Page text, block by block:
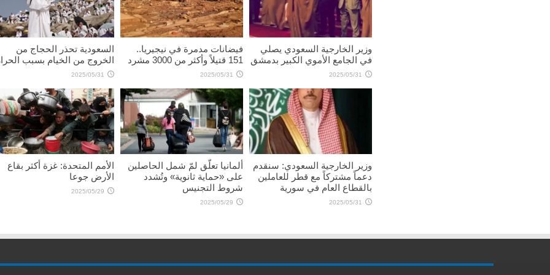
وزير الخارجية السعودي يصلي
في الجامع الأموي الكبير بدمشق
2025/05/31
فيضانات مدمرة في نيجيريا..
151 قتيلاً وأكثر من 3000 مشرد
2025/05/31
السعودية تحذر الحجاج من
الخروج من الخيام بسبب
2025/05/31
وزير الخارجية السعودي: سنقدم
دعماً مشتركاً مع قطر للعاملين
بالقطاع العام في سورية
2025/05/31
ألمانيا تعلّق لمّ شمل الحاصلين
على «حماية ثانوية» وتُشدد
شروط التجنيس
2025/05/29
الأمم المتحدة: غزة أكثر بقاع
الأرض جوعا
2025/05/29